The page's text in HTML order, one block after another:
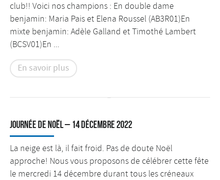
club!! Voici nos champions : En double dame
benjamin: Maria Pais et Elena Roussel (AB3R01)En
mixte benjamin: Adèle Galland et Timothé Lambert
(BCSV01)En ...
En savoir plus
Journée de Noël – 14 décembre 2022
La neige est là, il fait froid. Pas de doute Noël
approche! Nous vous proposons de célébrer cette fête
le mercredi 14 décembre durant tous les créneaux